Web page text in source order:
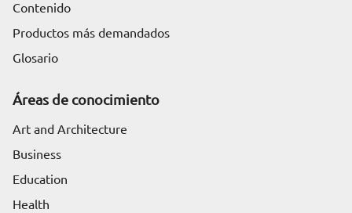
Contenido
Productos más demandados
Glosario
Áreas de conocimiento
Art and Architecture
Business
Education
Health